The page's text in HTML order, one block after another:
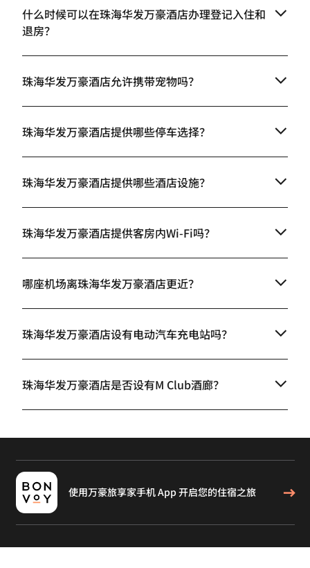
什么时候可以在珠海华发万豪酒店办理登记入住和
退房？
珠海华发万豪酒店允许携带宠物吗？
珠海华发万豪酒店提供哪些停车选择？
珠海华发万豪酒店提供哪些酒店设施？
珠海华发万豪酒店提供客房内Wi-Fi吗？
哪座机场离珠海华发万豪酒店更近？
珠海华发万豪酒店设有电动汽车充电站吗？
珠海华发万豪酒店是否设有M Club酒廊？
使用万豪旅享家手机 App 开启您的住宿之旅